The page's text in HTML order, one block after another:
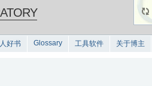
好书 Glossary 工具软件 关于博主